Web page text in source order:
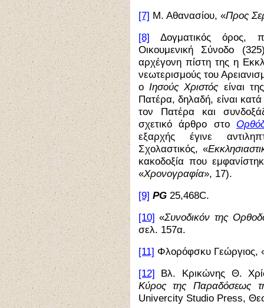
[7] Μ. Αθανασίου, «Πρoς
[8]
Δογματικός όρος,
Οικουμενική Σύνοδο
αρχέγονη πίστη της η
νεωτερισμούς του
ο Ιησούς Χριστός είναι
Πατέρα, δηλαδή, είναι
τον Πατέρα και
σχετικό άρθρο στο
εξαρχής έγινε
Σχολαστικός, «
κακοδοξία που
«Χρονογραφία», 17).
[9] PG 25,468C.
[10] «Συνοδικόν της
σελ. 157α.
[11] Φλορόφσκυ Γεώργιος,
[12] Βλ. Κρικώνης Θ.
Κύρος της Παραδόσεως
Univercity Studio Press,